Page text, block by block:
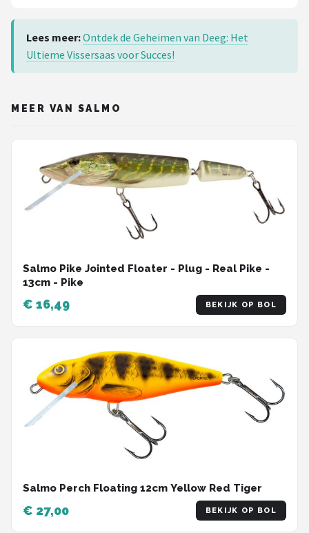
Lees meer:Ontdek de Geheimen van Deeg: Het
Ultieme Vissersaas voor Succes!
MEER VAN SALMO
Salmo Pike Jointed Floater - Plug - Real Pike -
13cm - Pike
€ 16,49 BEKIJK OP BOL
Salmo Perch Floating 12cm Yellow Red Tiger
€ 27,00 BEKIJK OP BOL